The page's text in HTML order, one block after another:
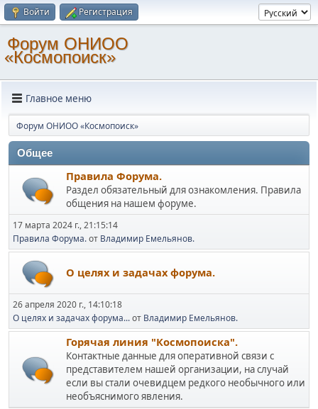
Войти Регистрация
Форум ОНИОО
«Космопоиск»
Главное меню
Форум ОНИОО «Космопоиск»
Общее
Правила Форума.
Раздел обязательный для ознакомления. Правила
общения на нашем форуме.
17 марта 2024 г., 21:15:14
Правила Форума.от Владимир Емельянов.
О целях и задачах форума.
26 апреля 2020 г., 14:10:18
О целях и задачах форума...от Владимир Емельянов.
Горячая линия "Космопоиска".
Контактные данные для оперативной связи с
представителем нашей организации, на случай
если вы стали очевидцем редкого необычного или
необъяснимого явления.